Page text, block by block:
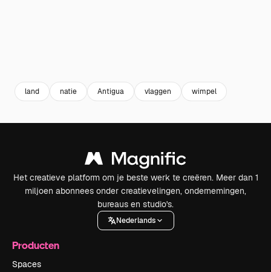
land natie Antigua vlaggen wimpel
Het creatieve platform om je beste werk te creëren. Meer dan 1
miljoen abonnees onder creatievelingen, ondernemingen,
bureaus en studio's.
Nederlands
Producten
Spaces